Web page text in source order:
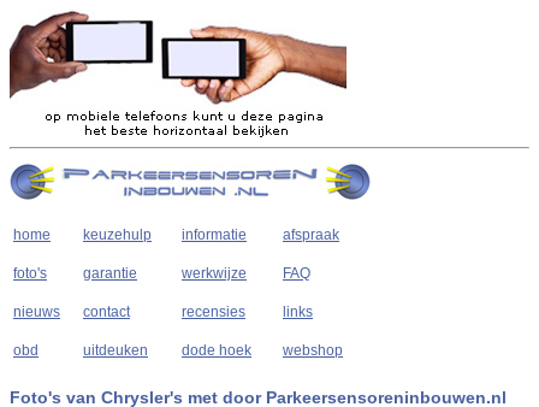
home keuzehulp informatie afspraak
foto's garantie werkwijze FAQ
nieuws contact recensies links
obd uitdeuken dode hoek webshop
Foto's van Chrysler's met door Parkeersensoreninbouwen.nl